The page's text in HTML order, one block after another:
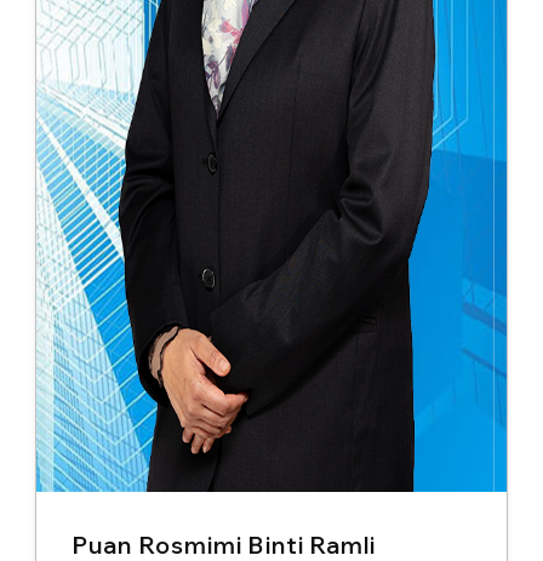
Puan Rosmimi Binti Ramli